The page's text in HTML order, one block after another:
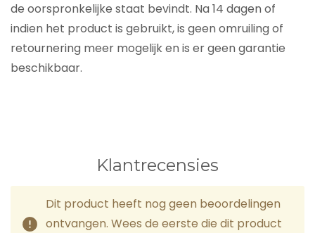
de oorspronkelijke staat bevindt. Na 14 dagen of
indien het product is gebruikt, is geen omruiling of
retournering meer mogelijk en is er geen garantie
beschikbaar.
Klantrecensies
Dit product heeft nog geen beoordelingen
ontvangen. Wees de eerste die dit product